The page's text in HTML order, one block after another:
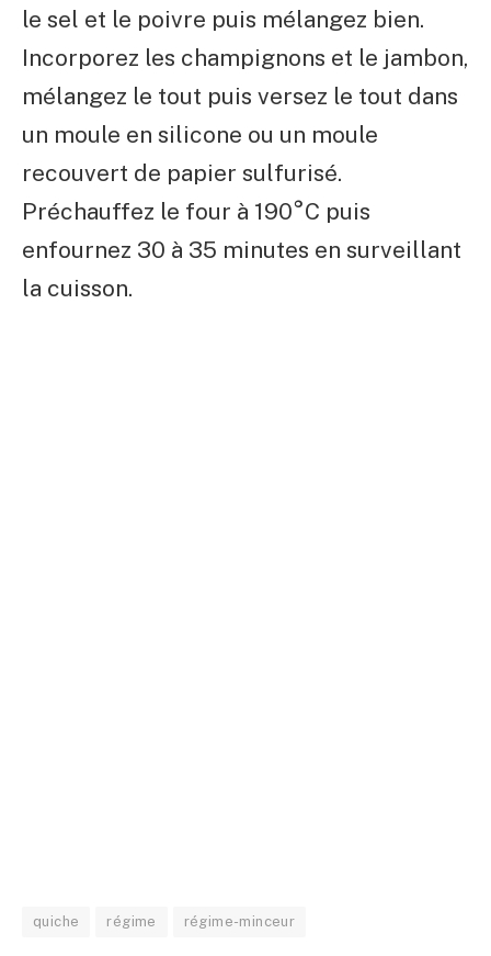
le sel et le poivre puis mélangez bien.
Incorporez les champignons et le jambon,
mélangez le tout puis versez le tout dans
un moule en silicone ou un moule
recouvert de papier sulfurisé.
Préchauffez le four à 190°C puis
enfournez 30 à 35 minutes en surveillant
la cuisson.
quiche régime régime-minceur